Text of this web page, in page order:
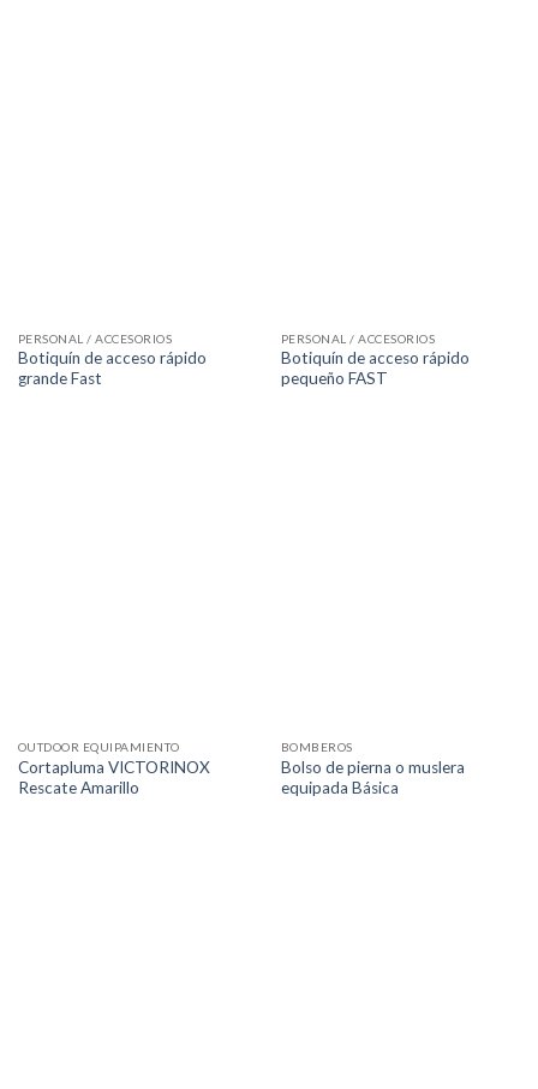
PERSONAL / ACCESORIOS
Botiquín de acceso rápido
grande Fast
PERSONAL / ACCESORIOS
Botiquín de acceso rápido
pequeño FAST
OUTDOOR EQUIPAMIENTO
Cortapluma VICTORINOX
Rescate Amarillo
BOMBEROS
Bolso de pierna o muslera
equipada Básica